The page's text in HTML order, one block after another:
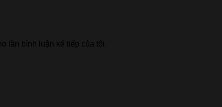
lần bình luận kế tiếp của tôi.